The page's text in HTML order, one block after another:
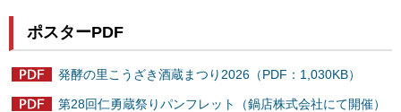
ポスターPDF
発酵の里こうざき酒蔵まつり2026（PDF：1,030KB）
第28回仁勇蔵祭りパンフレット（鍋店株式会社にて開催）